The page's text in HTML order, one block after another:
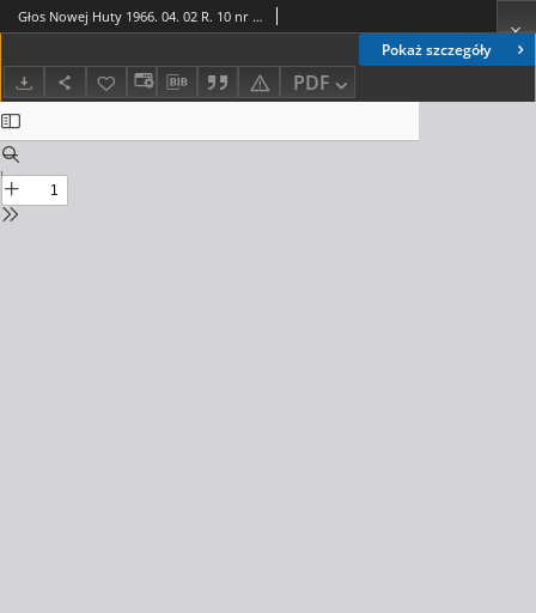
Pokaż szczegóły
PDF
Głos Nowej Huty 1966. 04. 02 R. 10 nr 13